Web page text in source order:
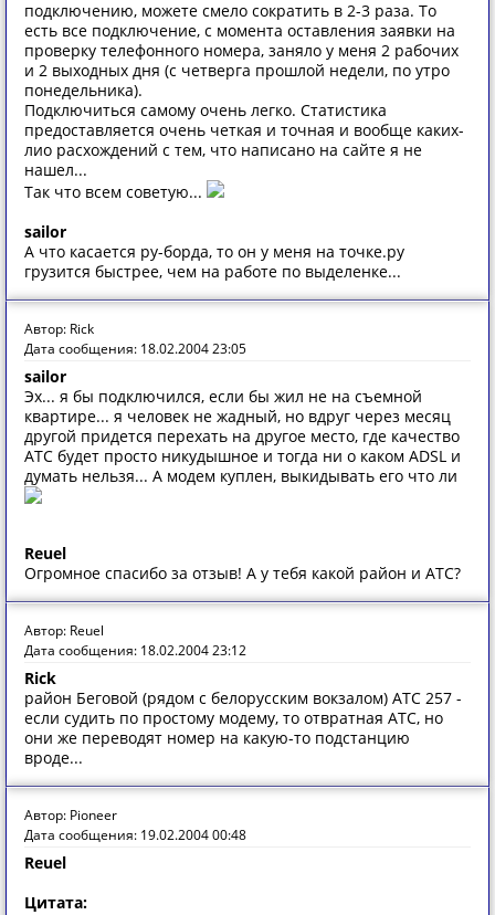
подключению, можете смело сократить в 2-3 раза. То
есть все подключение, с момента оставления заявки на
проверку телефонного номера, заняло у меня 2 рабочих
и 2 выходных дня (с четверга прошлой недели, по утро
понедельника).
Подключиться самому очень легко. Статистика
предоставляется очень четкая и точная и вообще каких-
лио расхождений с тем, что написано на сайте я не
нашел...
Так что всем советую...
sailor
А что касается ру-борда, то он у меня на точке.ру
грузится быстрее, чем на работе по выделенке...
Автор: Rick
Дата сообщения: 18.02.2004 23:05
sailor
Эх... я бы подключился, если бы жил не на съемной
квартире... я человек не жадный, но вдруг через месяц
другой придется перехать на другое место, где качество
АТС будет просто никудышное и тогда ни о каком ADSL и
думать нельзя... А модем куплен, выкидывать его что ли
Reuel
Огромное спасибо за отзыв! А у тебя какой район и АТС?
Автор: Reuel
Дата сообщения: 18.02.2004 23:12
Rick
район Беговой (рядом с белорусским вокзалом) АТС 257 -
если судить по простому модему, то отвратная АТС, но
они же переводят номер на какую-то подстанцию
вроде...
Автор: Pioneer
Дата сообщения: 19.02.2004 00:48
Reuel
Цитата: